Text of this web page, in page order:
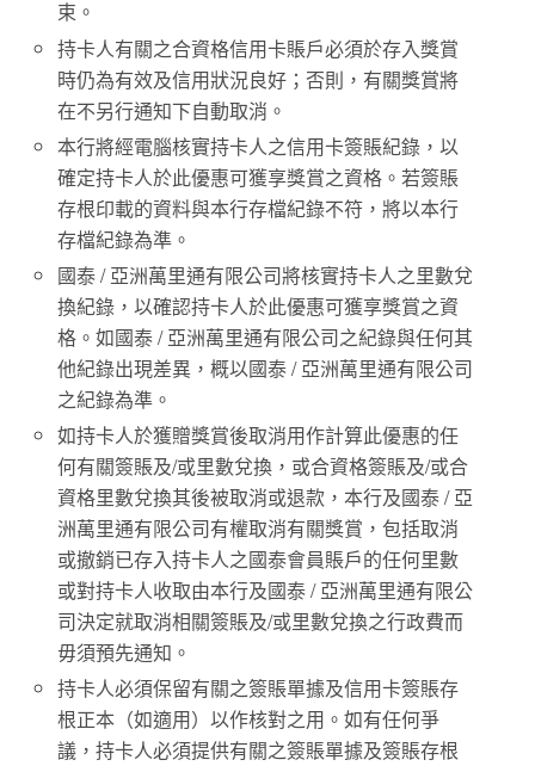
束。
持卡人有關之合資格信用卡賬戶必須於存入獎賞
時仍為有效及信用狀況良好；否則，有關獎賞將
在不另行通知下自動取消。
本行將經電腦核實持卡人之信用卡簽賬紀錄，以
確定持卡人於此優惠可獲享獎賞之資格。若簽賬
存根印載的資料與本行存檔紀錄不符，將以本行
存檔紀錄為準。
國泰 / 亞洲萬里通有限公司將核實持卡人之里數兌
換紀錄，以確認持卡人於此優惠可獲享獎賞之資
格。如國泰 / 亞洲萬里通有限公司之紀錄與任何其
他紀錄出現差異，概以國泰 / 亞洲萬里通有限公司
之紀錄為準。
如持卡人於獲贈獎賞後取消用作計算此優惠的任
何有關簽賬及/或里數兌換，或合資格簽賬及/或合
資格里數兌換其後被取消或退款，本行及國泰 / 亞
洲萬里通有限公司有權取消有關獎賞，包括取消
或撤銷已存入持卡人之國泰會員賬戶的任何里數
或對持卡人收取由本行及國泰 / 亞洲萬里通有限公
司決定就取消相關簽賬及/或里數兌換之行政費而
毋須預先通知。
持卡人必須保留有關之簽賬單據及信用卡簽賬存
根正本（如適用）以作核對之用。如有任何爭
議，持卡人必須提供有關之簽賬單據及簽賬存根